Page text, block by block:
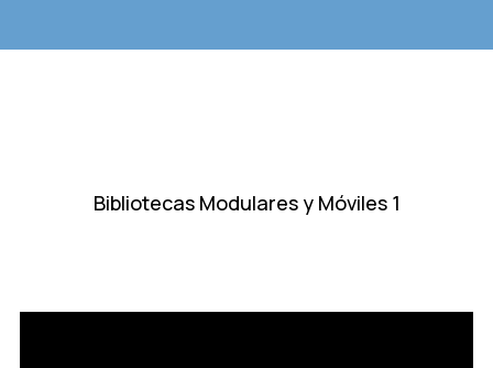
Bibliotecas Modulares y Móviles 1